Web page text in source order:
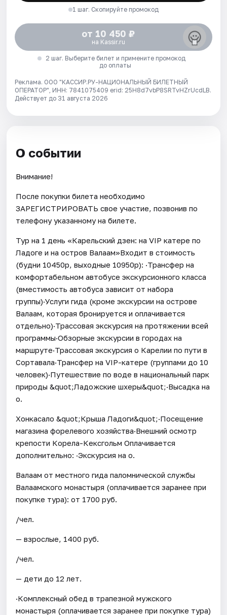
1 шаг. Скопируйте промокод
от 10 450 ₽
на Kassir.ru
2 шаг. Выберите билет и примените промокод
до оплаты
Реклама. ООО "КАССИР.РУ-НАЦИОНАЛЬНЫЙ БИЛЕТНЫЙ
ОПЕРАТОР", ИНН: 7841075409 erid: 25H8d7vbP8SRTvHZrUcdLB.
Действует до 31 августа 2026
О событии
Внимание!
После покупки билета необходимо
ЗАРЕГИСТРИРОВАТЬ свое участие, позвонив по
телефону указанному на билете.
Тур на 1 день «Карельский дзен: на VIP катере по
Ладоге и на остров Валаам»Входит в стоимость
(будни 10450р, выходные 10950р): ·Трансфер на
комфортабельном автобусе экскурсионного класса
(вместимость автобуса зависит от набора
группы)·Услуги гида (кроме экскурсии на острове
Валаам, которая бронируется и оплачивается
отдельно)·Трассовая экскурсия на протяжении всей
программы·Обзорные экскурсии в городах на
маршруте·Трассовая экскурсия о Карелии по пути в
Сортавала·Трансфер на VIP-катере (группами до 10
человек)·Путешествие по воде в национальный парк
природы &quot;Ладожские шхеры&quot;·Высадка на
о.
Хонкасало &quot;Крыша Ладоги&quot;·Посещение
магазина форелевого хозяйства·Внешний осмотр
крепости Корела-Кексгольм Оплачивается
дополнительно: ·Экскурсия на о.
Валаам от местного гида паломнической службы
Валаамского монастыря (оплачивается заранее при
покупке тура): от 1700 руб.
/чел.
— взрослые, 1400 руб.
/чел.
— дети до 12 лет.
·Комплексный обед в трапезной мужского
монастыря (оплачивается заранее при покупке тура)